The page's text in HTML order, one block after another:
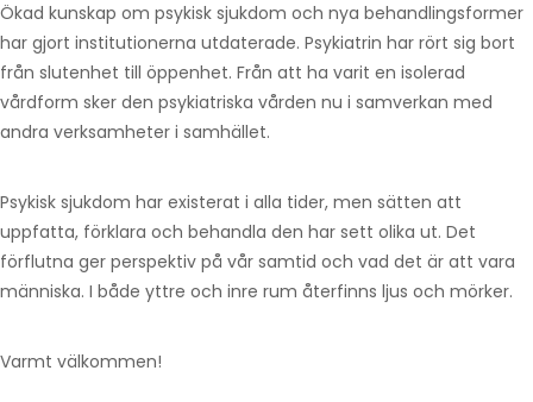
Ökad kunskap om psykisk sjukdom och nya behandlingsformer
har gjort institutionerna utdaterade. Psykiatrin har rört sig bort
från slutenhet till öppenhet. Från att ha varit en isolerad
vårdform sker den psykiatriska vården nu i samverkan med
andra verksamheter i samhället.
Psykisk sjukdom har existerat i alla tider, men sätten att
uppfatta, förklara och behandla den har sett olika ut. Det
förflutna ger perspektiv på vår samtid och vad det är att vara
människa. I både yttre och inre rum återfinns ljus och mörker.
Varmt välkommen!